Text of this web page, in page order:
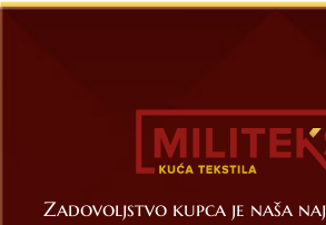
Zadovoljstvo kupca je naša